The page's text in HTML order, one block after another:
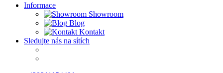
Informace
Showroom
Blog
Kontakt
Sledujte nás na sítích